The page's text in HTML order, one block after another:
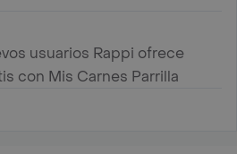
usuarios Rappi ofrece
con Mis Carnes Parrilla